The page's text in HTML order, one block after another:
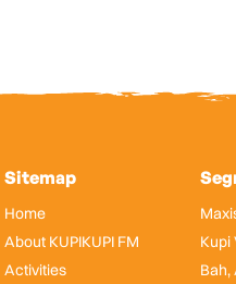
Sitemap
Home
About KUPIKUPI FM
Activities
Kupi
Bah,